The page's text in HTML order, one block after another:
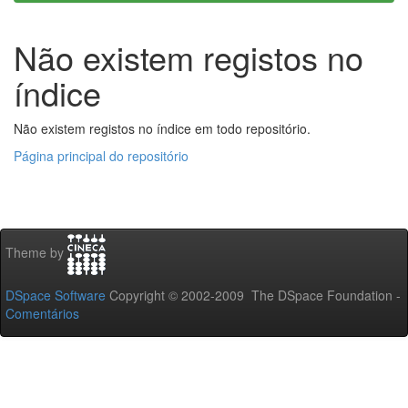
Não existem registos no
índice
Não existem registos no índice em todo repositório.
Página principal do repositório
Theme by
DSpace Software Copyright © 2002-2009 The DSpace Foundation -
Comentários